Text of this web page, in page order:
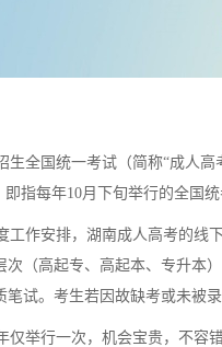
全国统一考试（简称“成人
指每年10月下旬举行的全国
作安排，湖南成人高考的线
次（高起专、高起本、专升
试。考生若因故缺考或未被
举行一次，机会宝贵，不容